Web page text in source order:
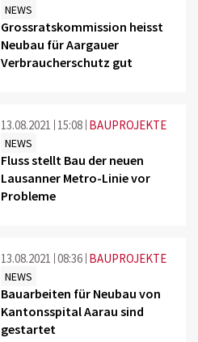
NEWS
Grossratskommission heisst
Neubau für Aargauer
Verbraucherschutz gut
13.08.2021 15:08 BAUPROJEKTE
NEWS
Fluss stellt Bau der neuen
Lausanner Metro-Linie vor
Probleme
13.08.2021 08:36 BAUPROJEKTE
NEWS
Bauarbeiten für Neubau von
Kantonsspital Aarau sind
gestartet